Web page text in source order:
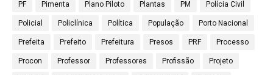
PF Pimenta Plano Piloto Plantas PM Polícia Civil
Policial Policlínica Política População Porto Nacional
Prefeita Prefeito Prefeitura Presos PRF Processo
Procon Professor Professores Profissão Projeto